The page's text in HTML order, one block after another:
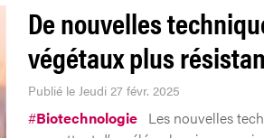
De nouvelles
végétaux plus
Publié le Jeudi 27 févr. 2025
#Biotechnologie Les nouvelles